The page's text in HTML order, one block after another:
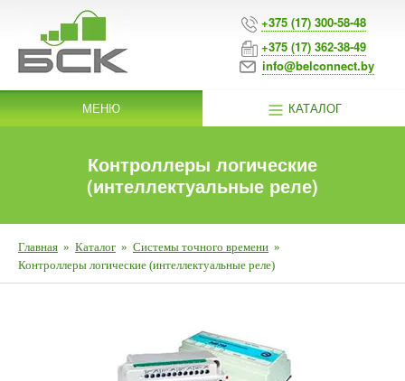
+375 (17) 300-58-48
+375 (17) 362-38-49
info@belconnect.by
МЕНЮ КАТАЛОГ
Контроллеры логические
(интеллектуальные реле)
Главная » Каталог » Системы точного времени »
Контроллеры логические (интеллектуальные реле)